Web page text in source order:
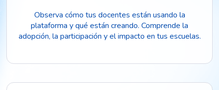
Observa cómo tus docentes están usando la
plataforma y qué están creando. Comprende la
adopción, la participación y el impacto en tus escuelas.